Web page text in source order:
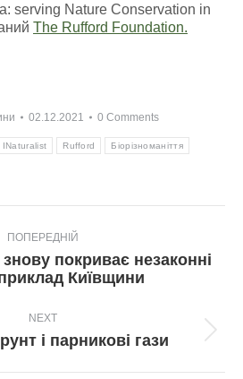
serving Nature Conservation in
The Rufford Foundation.
02.12.2021 0 Comments
INaturalist Rufford Біорізноманіття
ПОПЕРЕДНІЙ
Попередній
пост:
знову покриває незаконні
Київщини
NEXT
Next
і парникові гази